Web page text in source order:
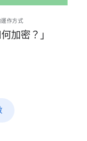
作​方式
加密？」